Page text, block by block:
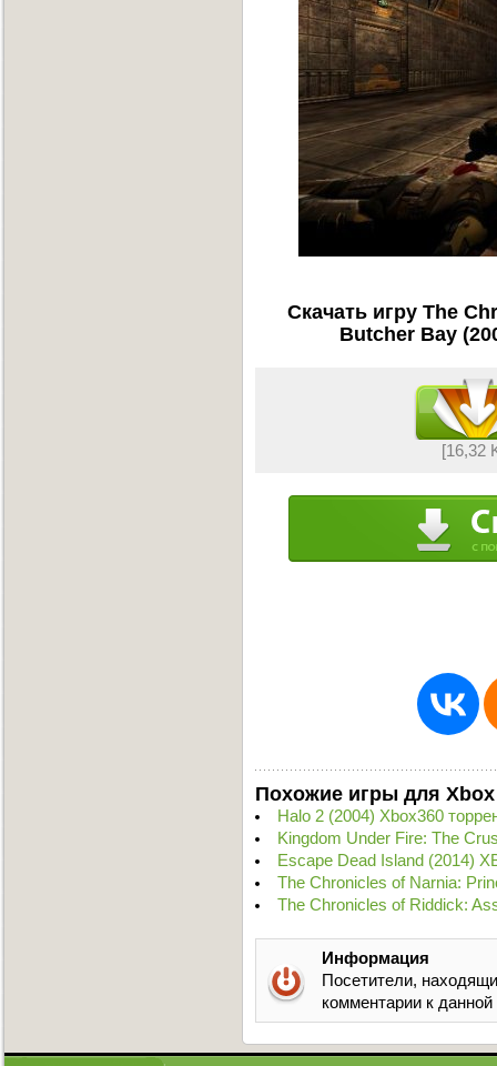
Скачать игру The
Butcher Bay
[16,32
Похожие игры для Xbox
Halo 2 (2004) Xbox360
Kingdom Under Fire: The
Escape Dead Island (2014)
The Chronicles of Narnia:
The Chronicles of Riddick:
Информация
Посетители,
комментарии к